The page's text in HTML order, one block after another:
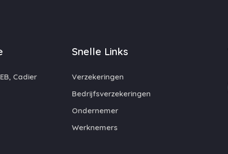
Cadier
Snelle Links
Verzekeringen
Bedrijfsverzekeringen
Ondernemer
Werknemers